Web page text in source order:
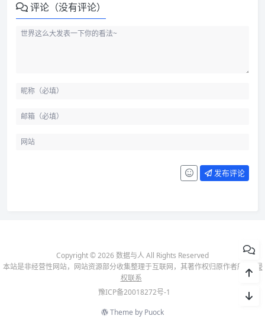
评论（没有评论）
发布评论
Copyright © 2026 数据与人 All Rights Reserved
本站是非经营性网站，网站资源部分收集整理于互联网，其著作权归原作者所有-
侵
权联系
豫ICP备20018272号-1
Theme by Puock